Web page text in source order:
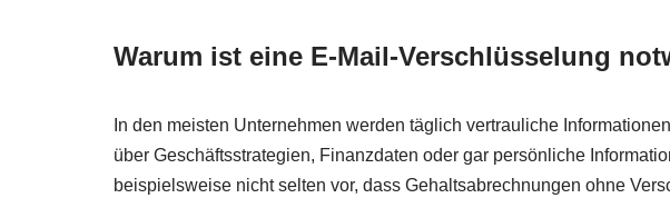
Warum ist eine E-Mail-Verschlüsselung
In den meisten Unternehmen werden täglich vertrauliche
über Geschäftsstrategien, Finanzdaten oder gar persönliche
beispielsweise nicht selten vor, dass Gehaltsabrechnungen ohne